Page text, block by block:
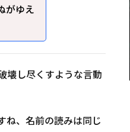
がゆえ
壊し尽くすような言動
ね、名前の読みは同じ